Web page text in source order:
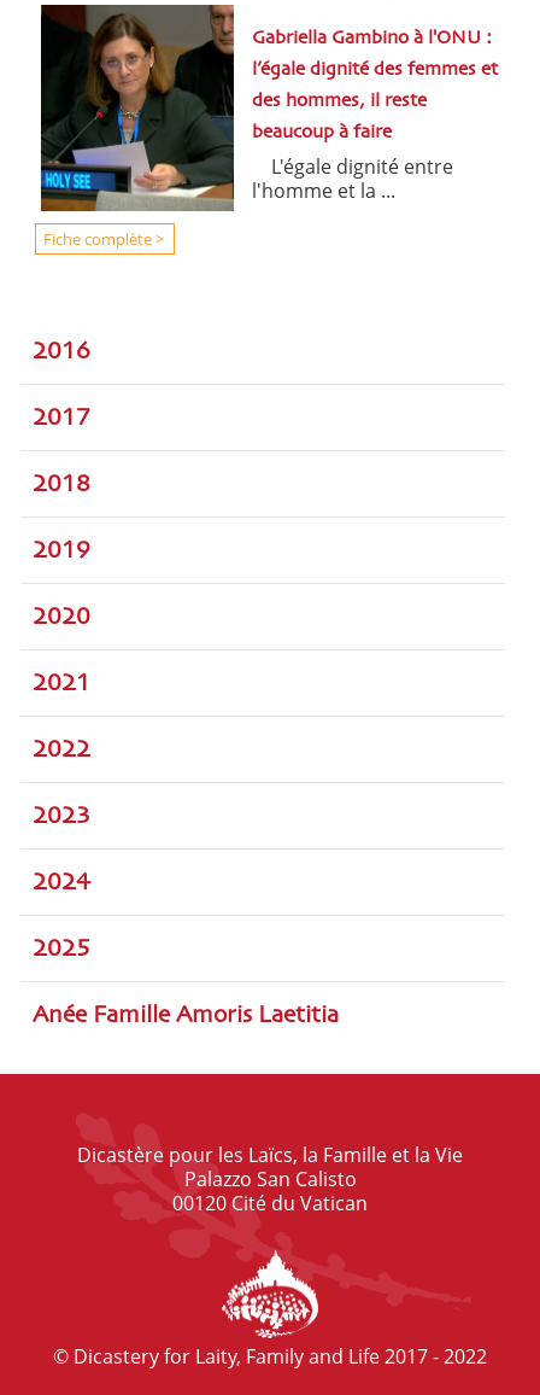
Gabriella Gambino à l'ONU :
l’égale dignité des femmes et
des hommes, il reste
beaucoup à faire
L'égale dignité entre
l'homme et la ...
Fiche complète >
2016
2017
2018
2019
2020
2021
2022
2023
2024
2025
Anée Famille Amoris Laetitia
Dicastère pour les Laïcs, la Famille et la Vie
Palazzo San Calisto
00120 Cité du Vatican
© Dicastery for Laity, Family and Life 2017 - 2022